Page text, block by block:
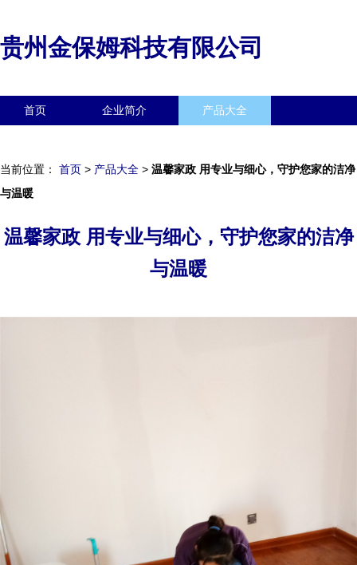
贵州金保姆科技有限公司
首页 企业简介 产品大全
当前位置： 首页 > 产品大全 > 温馨家政 用专业与细心，守护您家的洁净
与温暖
温馨家政 用专业与细心，守护您家的洁净
与温暖